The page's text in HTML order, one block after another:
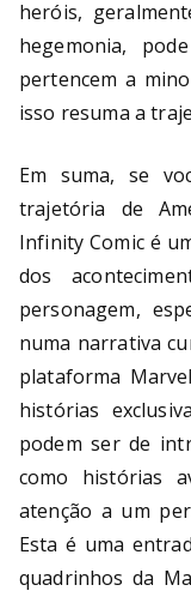
heróis,
hegemonia,
pertencem a
isso resuma a
Em suma, se
trajetória de
Infinity Comic é
dos
personagem,
numa narrativa
plataforma
histórias
podem ser de
como histórias
atenção a um
Esta é uma
quadrinhos da